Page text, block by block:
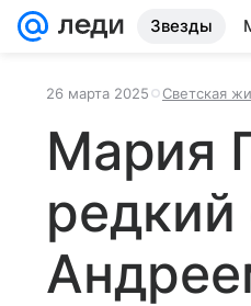
Звезды
26 марта 2025 Светская
Мария
редкий